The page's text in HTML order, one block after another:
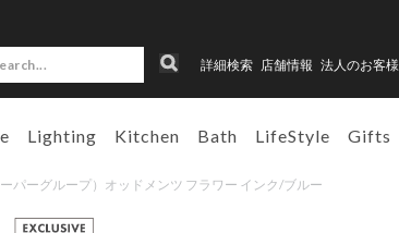
詳細検索 店舗情報 法人のお客様
Lighting Kitchen Bath LifeStyle Gifts
ーパーグループ）オッドメンツ フラワー インク/ブルー